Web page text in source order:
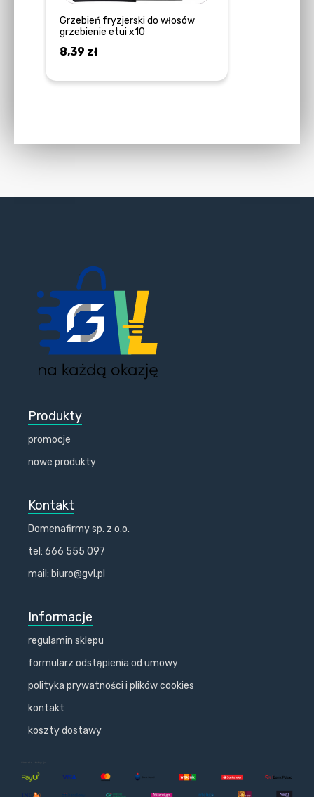
Grzebień fryzjerski do włosów
grzebienie etui x10
8,39 zł
Produkty
promocje
nowe produkty
Kontakt
Domenafirmy sp. z o.o.
tel: 666 555 097
mail: biuro@gvl.pl
Informacje
regulamin sklepu
formularz odstąpienia od umowy
polityka prywatności i plików cookies
kontakt
koszty dostawy